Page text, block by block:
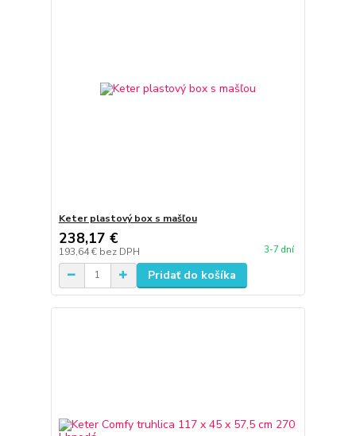
Keter plastový box s mašľou
238,17 €
193,64 € bez DPH 3-7 dní
Pridať do košíka